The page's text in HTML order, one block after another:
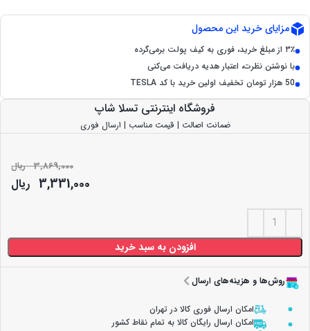
مزایای خرید این محصول
۳٪ از مبلغ خرید، فوری به کیف پولت برمی‌گرده
با نوشتن نظرت، اعتبار هدیه دریافت می‌کنی
50 هزار تومان تخفیف اولین خرید با کد TESLA
فروشگاه اینترنتی تسلا شاپ
ضمانت اصالت | قیمت مناسب | ارسال فوری
3,869,000 ریال
3,331,000 ریال
افزودن به سبد خرید
روش‌ها و هزینه‌های ارسال
امکان ارسال فوری کالا در تهران
امکان ارسال رایگان کالا به تمام نقاط کشور